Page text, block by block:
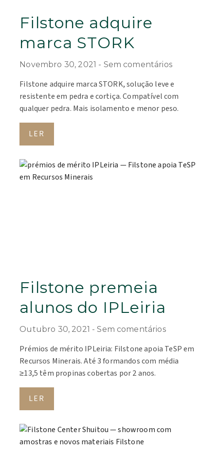
Filstone adquire
marca STORK
Novembro 30, 2021 Sem comentários
Filstone adquire marca STORK, solução leve e
resistente em pedra e cortiça. Compatível com
qualquer pedra. Mais isolamento e menor peso.
LER
Filstone premeia
alunos do IPLeiria
Outubro 30, 2021 Sem comentários
Prémios de mérito IPLeiria: Filstone apoia TeSP em
Recursos Minerais. Até 3 formandos com média
≥13,5 têm propinas cobertas por 2 anos.
LER